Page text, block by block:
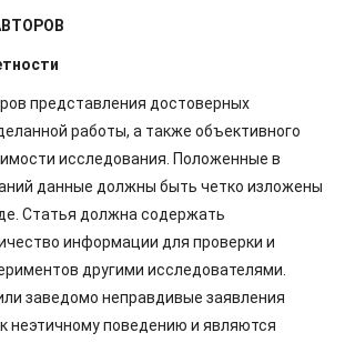
представления достоверных
работы, а также объективного
исследования. Положенные в
данные должны быть четко изложены
Статья должна содержать
информации для проверки и
другими исследователями.
заведомо неправдивые заявления
неэтичному поведению и являются